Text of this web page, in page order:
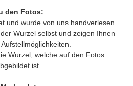
den Fotos:
und wurde von uns handverlesen.
Wurzel selbst und zeigen Ihnen
Wurzel, welche auf den Fotos
ist.